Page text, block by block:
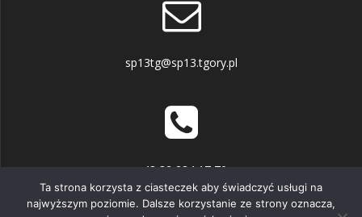
sp13tg@sp13.tgory.pl
+48 32 284 17 70
Ta strona korzysta z ciasteczek aby świadczyć usługi na
najwyższym poziomie. Dalsze korzystanie ze strony oznacza,